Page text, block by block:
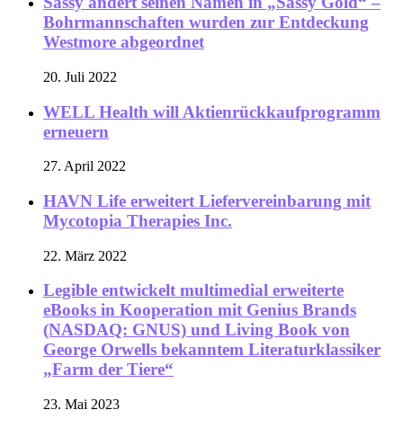
Bohrmannschaften wurden zur Entdeckung
Westmore abgeordnet
20. Juli 2022
WELL Health will Aktienrückkaufprogramm
erneuern
27. April 2022
HAVN Life erweitert Liefervereinbarung mit
Mycotopia Therapies Inc.
22. März 2022
Legible entwickelt multimedial erweiterte
eBooks in Kooperation mit Genius Brands
(NASDAQ: GNUS) und Living Book von
George Orwells bekanntem Literaturklassiker
„Farm der Tiere“
23. Mai 2023